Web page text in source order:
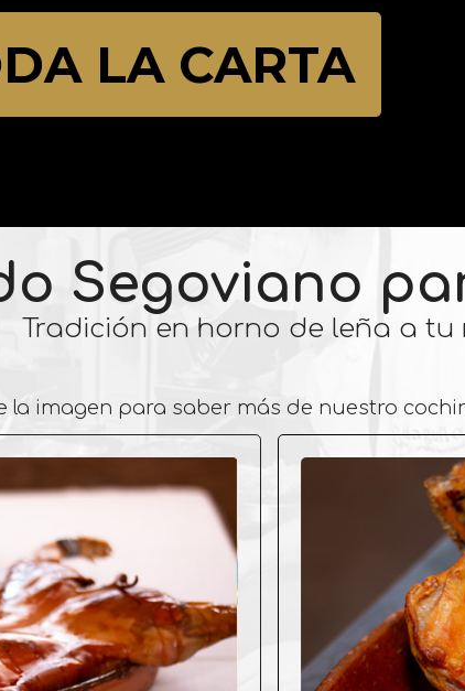
LA CARTA
Segoviano
Tradición en horno de leña a tu
la imagen para saber más de nuestro